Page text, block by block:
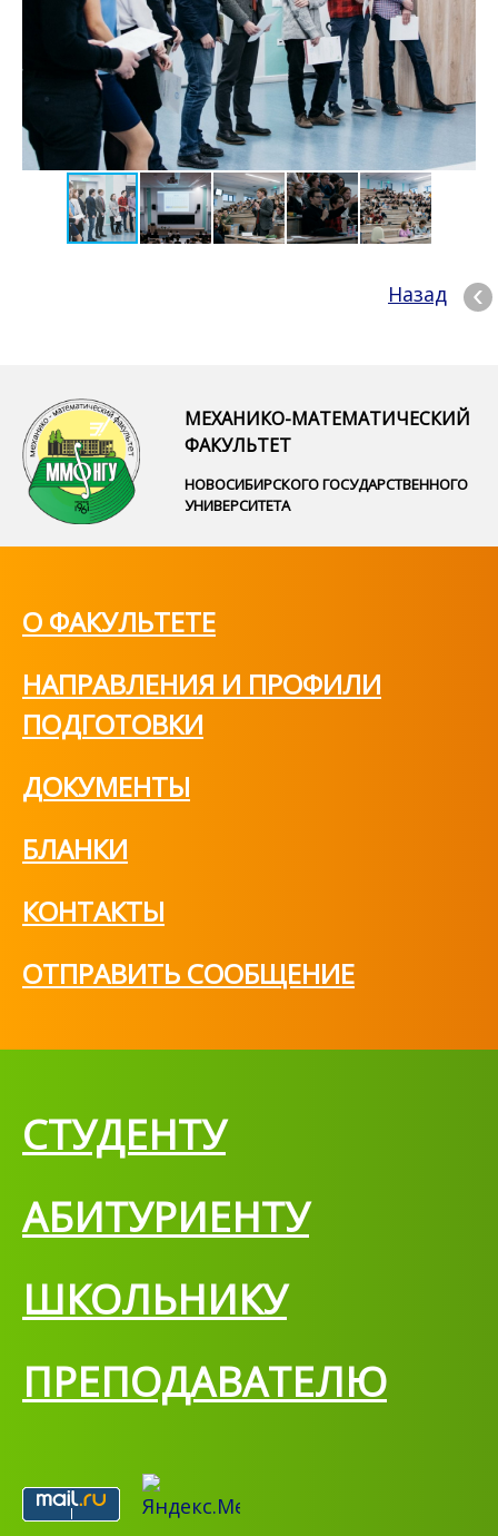
Назад
МЕХАНИКО-МАТЕМАТИЧЕСКИЙ
ФАКУЛЬТЕТ
НОВОСИБИРСКОГО ГОСУДАРСТВЕННОГО
УНИВЕРСИТЕТА
О ФАКУЛЬТЕТЕ
НАПРАВЛЕНИЯ И ПРОФИЛИ
ПОДГОТОВКИ
ДОКУМЕНТЫ
БЛАНКИ
КОНТАКТЫ
ОТПРАВИТЬ СООБЩЕНИЕ
СТУДЕНТУ
АБИТУРИЕНТУ
ШКОЛЬНИКУ
ПРЕПОДАВАТЕЛЮ